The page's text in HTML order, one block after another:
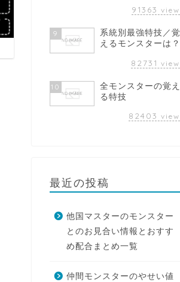
91363 view
9
系統別最強特技／覚
えるモンスターは？
82731 view
10
全モンスターの覚え
る特技
82403 view
最近の投稿
他国マスターのモンスター
とのお見合い情報とおすす
め配合まとめ一覧
仲間モンスターのやせい値